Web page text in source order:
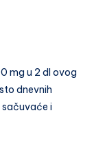
mg u 2 dl ovog
dnevnih
i